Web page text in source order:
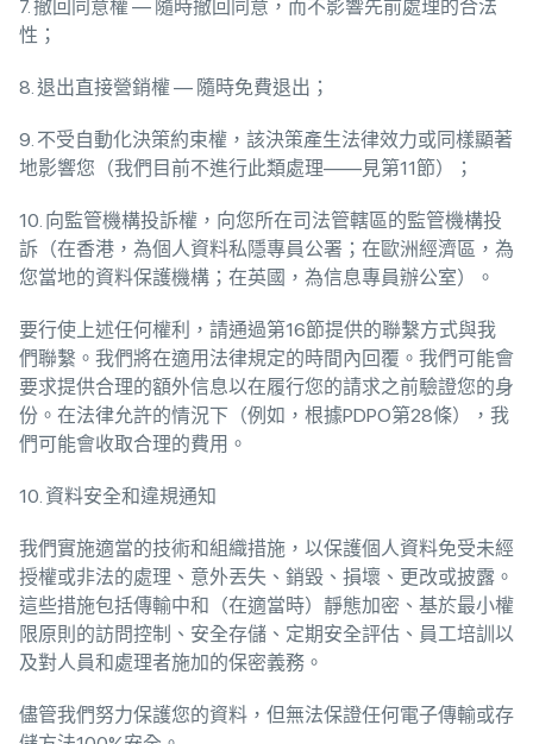
7. 撤回同意權 — 隨時撤回同意，而不影響先前處理的合法
性；
8. 退出直接營銷權 — 隨時免費退出；
9. 不受自動化決策約束權，該決策產生法律效力或同樣顯著
地影響您（我們目前不進行此類處理——見第11節）；
10. 向監管機構投訴權，向您所在司法管轄區的監管機構投
訴（在香港，為個人資料私隱專員公署；在歐洲經濟區，為
您當地的資料保護機構；在英國，為信息專員辦公室）。
要行使上述任何權利，請通過第16節提供的聯繫方式與我
們聯繫。我們將在適用法律規定的時間內回覆。我們可能會
要求提供合理的額外信息以在履行您的請求之前驗證您的身
份。在法律允許的情況下（例如，根據PDPO第28條），我
們可能會收取合理的費用。
10. 資料安全和違規通知
我們實施適當的技術和組織措施，以保護個人資料免受未經
授權或非法的處理、意外丟失、銷毀、損壞、更改或披露。
這些措施包括傳輸中和（在適當時）靜態加密、基於最小權
限原則的訪問控制、安全存儲、定期安全評估、員工培訓以
及對人員和處理者施加的保密義務。
儘管我們努力保護您的資料，但無法保證任何電子傳輸或存